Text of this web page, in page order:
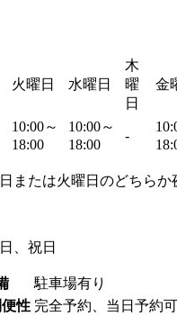
火曜日 水曜日
木
曜
日
金
10:00～
18:00
10:00～
18:00
-
または火曜日のどちらか
、祝日
駐車場有り
性 完全予約、当日予約